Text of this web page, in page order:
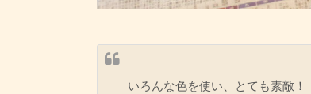
いろんな色を使い、とても素敵！